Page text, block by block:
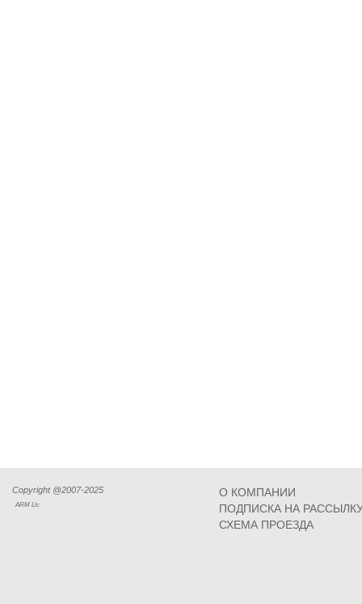
Copyright @2007-2025
ARM Llc
О КОМПАНИИ
ПОДПИСКА НА
СХЕМА ПРОЕЗДА